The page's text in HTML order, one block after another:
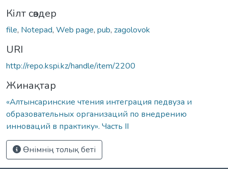
Кілт сөздер
file, Notepad, Web page, pub, zagolovok
URI
http://repo.kspi.kz/handle/item/2200
Жинақтар
«Алтынсаринские чтения интеграция педвуза и
образовательных организаций по внедрению
инноваций в практику». Часть II
Өнімнің толық беті